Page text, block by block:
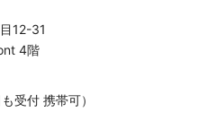
12-31
4階
受付 携帯可）